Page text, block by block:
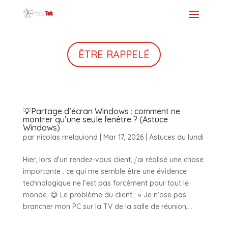
ÊTRE RAPPELÉ
💡Partage d’écran Windows : comment ne
montrer qu’une seule fenêtre ? (Astuce
Windows)
par nicolas melquiond Mar 17, 2026| Astuces du lundi
Hier, lors d’un rendez-vous client, j’ai réalisé une chose
importante : ce qui me semble être une évidence
technologique ne l’est pas forcément pour tout le
monde. 😅 Le problème du client : « Je n’ose pas
brancher mon PC sur la TV de la salle de réunion,...